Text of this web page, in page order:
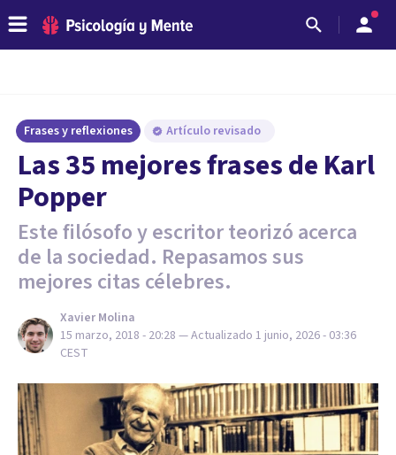
Frases y reflexiones Artículo revisado
Las 35 mejores frases de Karl
Popper
Este filósofo y escritor teorizó acerca
de la sociedad. Repasamos sus
mejores citas célebres.
Xavier Molina
15 marzo, 2018 - 20:28 — Actualizado 1 junio, 2026 - 03:36
CEST